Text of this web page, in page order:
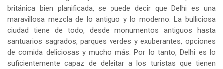
británica bien planificada, se puede decir que Delhi es una
maravillosa mezcla de lo antiguo y lo moderno. La bulliciosa
ciudad tiene de todo, desde monumentos antiguos hasta
santuarios sagrados, parques verdes y exuberantes, opciones
de comida deliciosas y mucho más. Por lo tanto, Delhi es lo
suficientemente capaz de deleitar a los turistas que tienen